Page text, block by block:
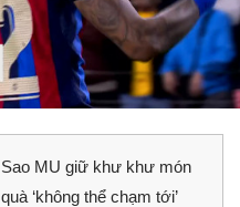
Sao MU giữ khư khư món
quà ‘không thể chạm tới’